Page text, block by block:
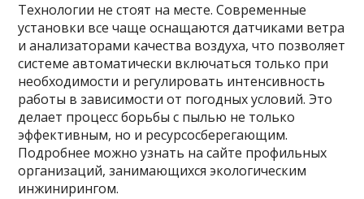
Технологии не стоят на месте. Современные
установки все чаще оснащаются датчиками ветра
и анализаторами качества воздуха, что позволяет
системе автоматически включаться только при
необходимости и регулировать интенсивность
работы в зависимости от погодных условий. Это
делает процесс борьбы с пылью не только
эффективным, но и ресурсосберегающим.
Подробнее можно узнать на сайте профильных
организаций, занимающихся экологическим
инжинирингом.